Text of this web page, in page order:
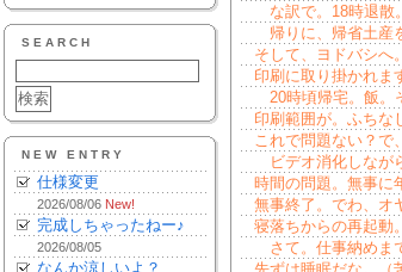
SEARCH
NEW ENTRY
仕様変更
2026/08/06 New!
完成しちゃったねー♪
2026/08/05
なんか涼しいよ？
な訳で。18時退散
帰りに、帰省土産
そして、ヨドバシへ
印刷に取り掛かれま
20時頃帰宅。飯。
印刷範囲が。ふちな
これで問題ない？で
ビデオ消化しなが
時間の問題。無事に
無事終了。でわ、オ
寝落ちからの再起動
さて。仕事納めま